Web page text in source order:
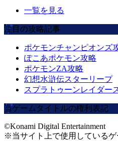
一覧を見る
注目の攻略記事
ポケモンチャンピオンズ
ぽこあポケモン攻略
ポケモンZA攻略
幻想水滸伝スターリープ
スプラトゥーンレイダー
当ゲームタイトルの権利表記
©Konami Digital Entertainment
※当サイト上で使用している